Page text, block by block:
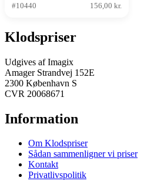
#10440
156,00 kr.
Klodspriser
Udgives af Imagix
Amager Strandvej 152E
2300 København S
CVR 20068671
Information
Om Klodspriser
Sådan sammenligner vi priser
Kontakt
Privatlivspolitik